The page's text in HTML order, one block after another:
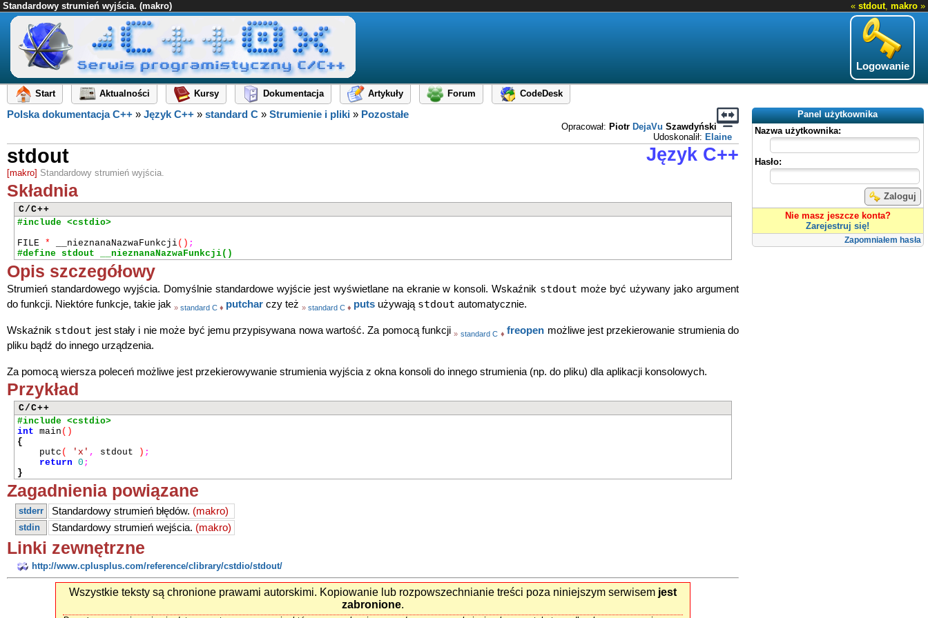
« stdout, makro »
Standardowy strumień wyjścia. (makro)
Logowanie
Start Aktualności Kursy Dokumentacja Artykuły Forum
CodeDesk
Panel użytkownika
Nazwa użytkownika:
Hasło:
Zaloguj
Nie masz jeszcze konta?
Zarejestruj się!
Zapomniałem hasła
Polska dokumentacja C++ » Język C++ » standard C » Strumienie i pliki » Pozostałe
Opracował: Piotr DejaVu Szawdyński
Udoskonalił: Elaine
Język C++
stdout
[makro] Standardowy strumień wyjścia.
Składnia
C/C++
#include <cstdio>
FILE * __nieznanaNazwaFunkcji() ;
#define stdout __nieznanaNazwaFunkcji()
Opis szczegółowy
Strumień standardowego wyjścia. Domyślnie standardowe wyjście jest wyświetlane na ekranie w konsoli. Wskaźnik stdout może być używany jako argument
do funkcji. Niektóre funkcje, takie jak » standard C ♦ putchar czy też » standard C ♦ puts używają stdout automatycznie.
Wskaźnik stdout jest stały i nie może być jemu przypisywana nowa wartość. Za pomocą funkcji» standard C ♦ freopen możliwe jest przekierowanie strumienia do
pliku bądź do innego urządzenia.
Za pomocą wiersza poleceń możliwe jest przekierowywanie strumienia wyjścia z okna konsoli do innego strumienia (np. do pliku) dla aplikacji konsolowych.
Przykład
C/C++
#include <cstdio>
int main ()
{
putc ( 'x' , stdout ) ;
return 0 ;
}
Zagadnienia powiązane
stderr Standardowy strumień błędów. (makro)
stdin Standardowy strumień wejścia. (makro)
Linki zewnętrzne
http://www.cplusplus.com/reference/clibrary/cstdio/stdout/
Wszystkie teksty są chronione prawami autorskimi. Kopiowanie lub rozpowszechnianie treści poza niniejszym serwisem jest
zabronione.